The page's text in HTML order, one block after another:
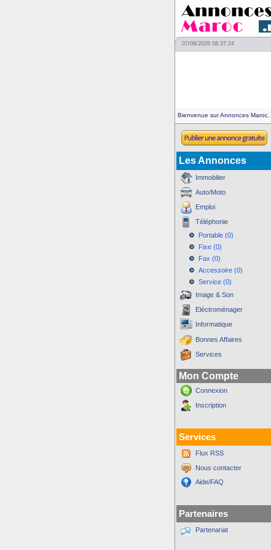
07/08/2026 08:37:24
Bienvenue sur Annonces Maroc.
Les Annonces
Immobilier
Auto/Moto
Emploi
Téléphonie
Portable (0)
Fixe (0)
Fax (0)
Accessoire (0)
Service (0)
Image & Son
Eléctroménager
Informatique
Bonnes Affaires
Services
Mon Compte
Connexion
Inscription
Services
Flux RSS
Nous contacter
Aide/FAQ
Partenaires
Partenariat